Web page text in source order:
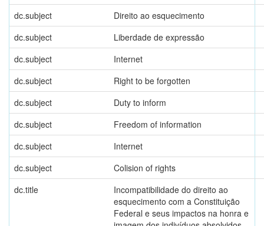
dc.subject
Direito ao esquecimento
dc.subject
Liberdade de expressão
dc.subject
Internet
dc.subject
Right to be forgotten
dc.subject
Duty to inform
dc.subject
Freedom of information
dc.subject
Internet
dc.subject
Colision of rights
dc.title
Incompatibilidade do direito ao
esquecimento com a Constituição
Federal e seus impactos na honra e